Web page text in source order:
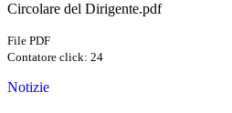
Circolare del Dirigente.pdf
File PDF
Contatore click: 24
Notizie